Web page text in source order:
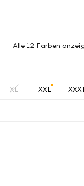
Alle 12 Farben
XL XXL